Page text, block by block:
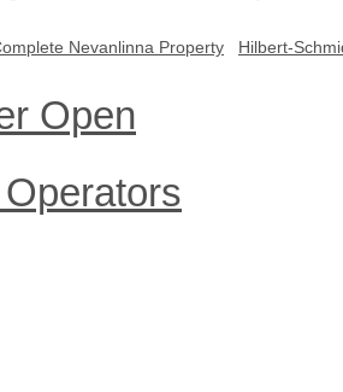
Nevanlinna Property
Hilbert-
Open